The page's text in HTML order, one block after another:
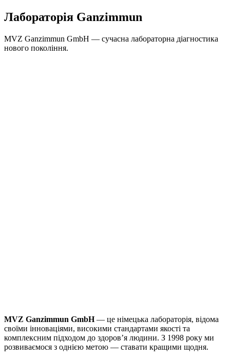
Лабораторія Ganzimmun
MVZ Ganzimmun GmbH — сучасна лабораторна діагностика
нового покоління.
MVZ Ganzimmun GmbH— це німецька лабораторія, відома
своїми інноваціями, високими стандартами якості та
комплексним підходом до здоров’я людини. З 1998 року ми
розвиваємося з однією метою — ставати кращими щодня.